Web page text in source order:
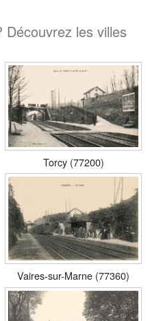
les villes
Torcy (77200)
Vaires-sur-Marne (77360)